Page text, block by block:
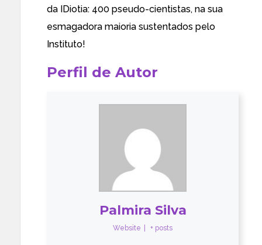
da IDiotia: 400 pseudo-cientistas, na sua
esmagadora maioria sustentados pelo
Instituto!
Perfil de Autor
Palmira Silva
Website + posts